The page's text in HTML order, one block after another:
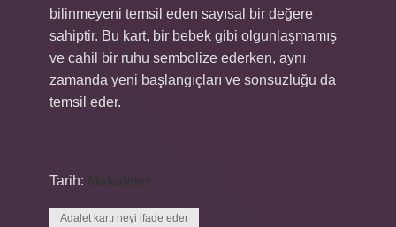
bilinmeyeni temsil eden sayısal bir değere
sahiptir. Bu kart, bir bebek gibi olgunlaşmamış
ve cahil bir ruhu sembolize ederken, aynı
zamanda yeni başlangıçları ve sonsuzluğu da
temsil eder.
Tarih:
Adalet kartı neyi ifade eder